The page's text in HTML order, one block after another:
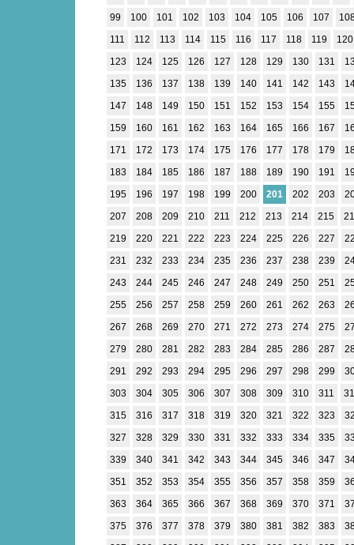
99
100 101 102 103 104 105 106 107
111
112 113 114 115 116 117 118 119
120
123
124 125 126 127 128 129 130 131
135
136 137 138 139 140 141 142 143
147
148 149 150 151 152 153 154 155
159
160 161 162 163 164 165 166 167
171
172 173 174 175 176 177 178 179
183
184 185 186 187 188 189 190 191
195
196 197 198 199 200 201 202 203
207
208 209 210 211 212 213 214 215
219
220 221 222 223 224 225 226 227
231
232 233 234 235 236 237 238 239
243
244 245 246 247 248 249 250 251
255
256 257 258 259 260 261 262 263
267
268 269 270 271 272 273 274 275
279
280 281 282 283 284 285 286 287
291
292 293 294 295 296 297 298 299
303
304 305 306 307 308 309 310 311
315
316 317 318 319 320 321 322 323
327
328 329 330 331 332 333 334 335
339
340 341 342 343 344 345 346 347
351
352 353 354 355 356 357 358 359
363
364 365 366 367 368 369 370 371
375
376 377 378 379 380 381 382 383